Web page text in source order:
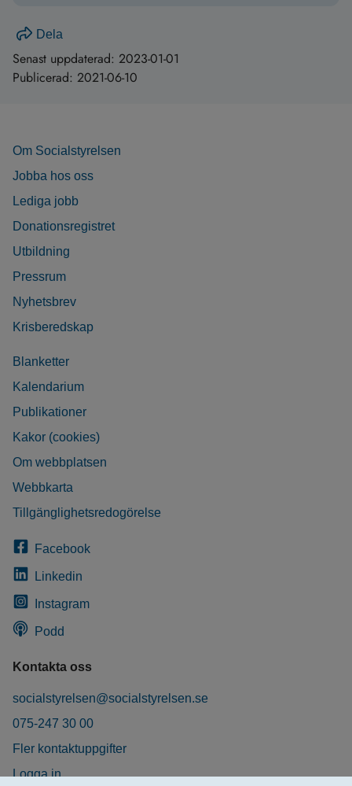
Dela
Senast uppdaterad: 2023-01-01
Publicerad: 2021-06-10
Om Socialstyrelsen
Jobba hos oss
Lediga jobb
Donationsregistret
Utbildning
Pressrum
Nyhetsbrev
Krisberedskap
Blanketter
Kalendarium
Publikationer
Kakor (cookies)
Om webbplatsen
Webbkarta
Tillgänglighetsredogörelse
Facebook
Linkedin
Instagram
Podd
Kontakta oss
socialstyrelsen@socialstyrelsen.se
075-247 30 00
Fler kontaktuppgifter
Logga in